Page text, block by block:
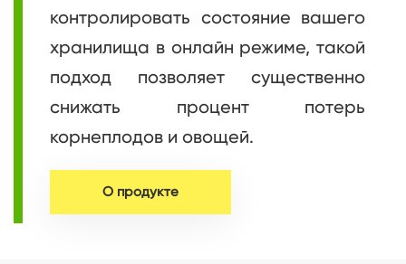
контролировать состояние вашего
хранилища в онлайн режиме, такой
подход позволяет существенно
снижать процент потерь
корнеплодов и овощей.
О продукте